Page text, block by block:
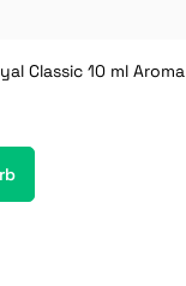
Classic 10 ml Aroma